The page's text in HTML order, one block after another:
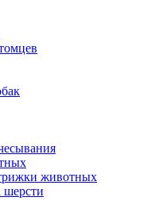
животных
шерсти